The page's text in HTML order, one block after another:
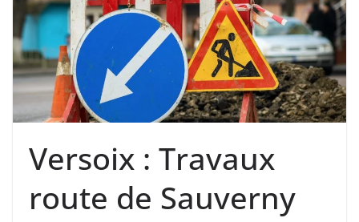
Versoix : Travaux
route de Sauverny